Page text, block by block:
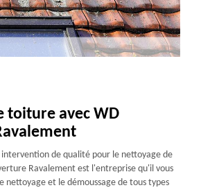
toiture avec WD
intervention de qualité pour le nettoyage de
Ravalement est l'entreprise qu'il vous
nettoyage et le démoussage de tous types